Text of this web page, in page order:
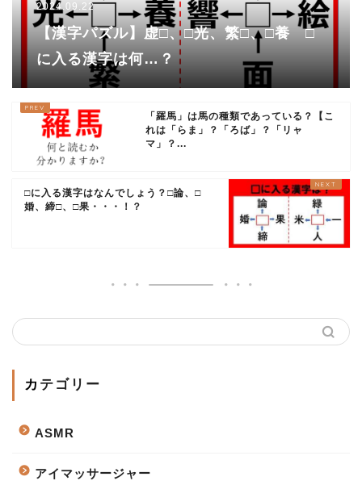
2024.09.22
【漢字パズル】虚□、□光、繁□、□養 □
に入る漢字は何…？
「羅馬」は馬の種類であっている？【こ
れは「らま」？「ろば」？「リャ
マ」？...
□に入る漢字はなんでしょう？□論、□
婚、締□、□果・・・！？
カテゴリー
ASMR
アイマッサージャー